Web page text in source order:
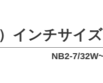
インチサイズ
NB2-7/